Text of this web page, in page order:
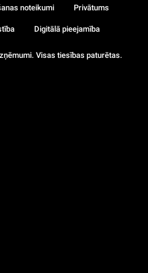
Visas tiesības paturētas.
noteikumi Privātums
Digitālā pieejamība